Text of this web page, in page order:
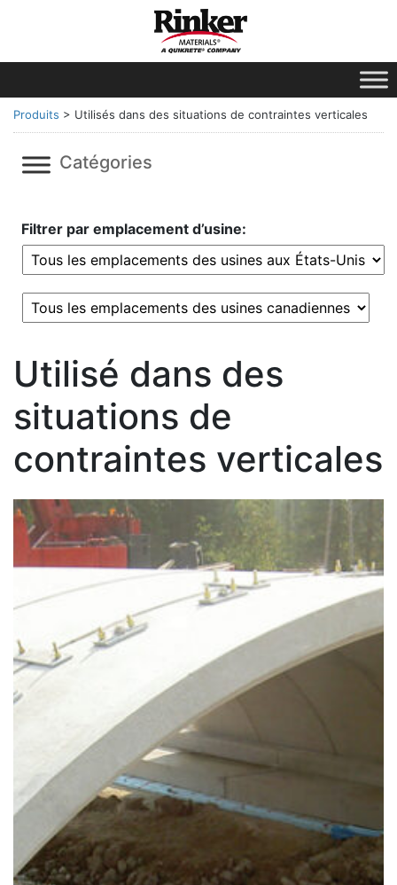
Produits > Utilisés dans des situations de contraintes verticales
Catégories
Filtrer par emplacement d’usine:
Utilisé dans des
situations de
contraintes verticales